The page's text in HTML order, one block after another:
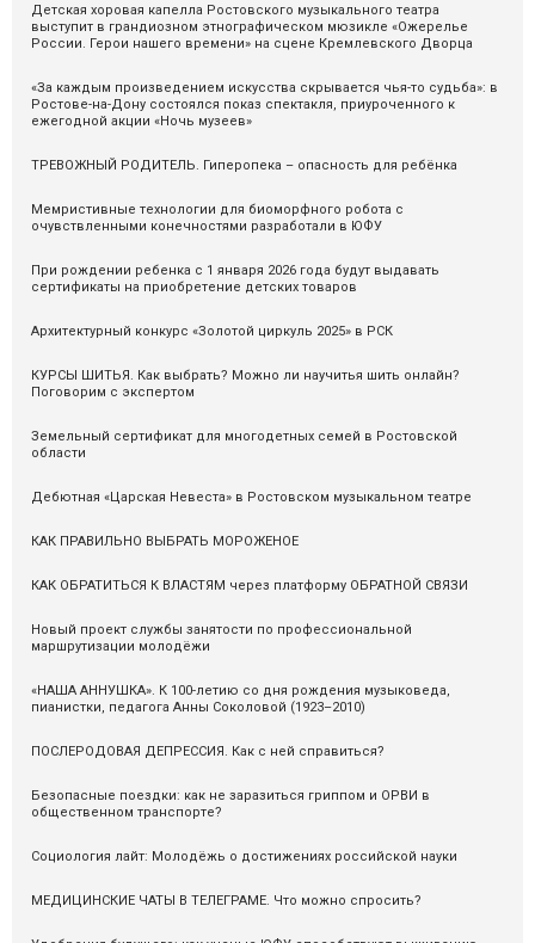
Детская хоровая капелла Ростовского музыкального театра
выступит в грандиозном этнографическом мюзикле «Ожерелье
России. Герои нашего времени» на сцене Кремлевского Дворца
«За каждым произведением искусства скрывается чья-то судьба»: в
Ростове-на-Дону состоялся показ спектакля, приуроченного к
ежегодной акции «Ночь музеев»
ТРЕВОЖНЫЙ РОДИТЕЛЬ. Гиперопека – опасность для ребёнка
Мемристивные технологии для биоморфного робота с
очувствленными конечностями разработали в ЮФУ
При рождении ребенка с 1 января 2026 года будут выдавать
сертификаты на приобретение детских товаров
Архитектурный конкурс «Золотой циркуль 2025» в РСК
КУРСЫ ШИТЬЯ. Как выбрать? Можно ли научитья шить онлайн?
Поговорим с экспертом
Земельный сертификат для многодетных семей в Ростовской
области
Дебютная «Царская Невеста» в Ростовском музыкальном театре
КАК ПРАВИЛЬНО ВЫБРАТЬ МОРОЖЕНОЕ
КАК ОБРАТИТЬСЯ К ВЛАСТЯМ через платформу ОБРАТНОЙ СВЯЗИ
Новый проект службы занятости по профессиональной
маршрутизации молодёжи
«НАША АННУШКА». К 100-летию со дня рождения музыковеда,
пианистки, педагога Анны Соколовой (1923–2010)
ПОСЛЕРОДОВАЯ ДЕПРЕССИЯ. Как с ней справиться?
Безопасные поездки: как не заразиться гриппом и ОРВИ в
общественном транспорте?
Социология лайт: Молодёжь о достижениях российской науки
МЕДИЦИНСКИЕ ЧАТЫ В ТЕЛЕГРАМЕ. Что можно спросить?